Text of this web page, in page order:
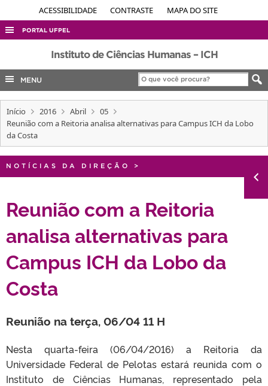
ACESSIBILIDADE CONTRASTE MAPA DO SITE
PORTAL UFPEL
ACESSO À INFORMAÇÃO
AUDITORIA
COBALTO
CONCURSOS
EDITAIS
TELEFONES
Instituto de Ciências Humanas – ICH
MENU
Início 2016 Abril
05
Reunião com a Reitoria analisa alternativas para Campus ICH da Lobo
da Costa
NOTÍCIAS DA DIREÇÃO >
Reunião com a Reitoria
analisa alternativas para
Campus ICH da Lobo da
Costa
Reunião na terça, 06/04 11 H
Nesta quarta-feira (06/04/2016) a Reitoria da
Universidade Federal de Pelotas estará reunida com o
Instituto de Ciências Humanas, representado pela